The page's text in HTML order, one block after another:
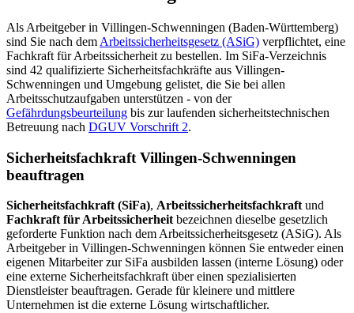
Als Arbeitgeber in Villingen-Schwenningen (Baden-Württemberg)
sind Sie nach dem Arbeitssicherheitsgesetz (ASiG) verpflichtet, eine
Fachkraft für Arbeitssicherheit zu bestellen. Im SiFa-Verzeichnis
sind 42 qualifizierte Sicherheitsfachkräfte aus Villingen-
Schwenningen und Umgebung gelistet, die Sie bei allen
Arbeitsschutzaufgaben unterstützen - von der
Gefährdungsbeurteilung bis zur laufenden sicherheitstechnischen
Betreuung nach DGUV Vorschrift 2.
Sicherheitsfachkraft Villingen-Schwenningen
beauftragen
Sicherheitsfachkraft (SiFa), Arbeitssicherheitsfachkraft und
Fachkraft für Arbeitssicherheit bezeichnen dieselbe gesetzlich
geforderte Funktion nach dem Arbeitssicherheitsgesetz (ASiG). Als
Arbeitgeber in Villingen-Schwenningen können Sie entweder einen
eigenen Mitarbeiter zur SiFa ausbilden lassen (interne Lösung) oder
eine externe Sicherheitsfachkraft über einen spezialisierten
Dienstleister beauftragen. Gerade für kleinere und mittlere
Unternehmen ist die externe Lösung wirtschaftlicher.